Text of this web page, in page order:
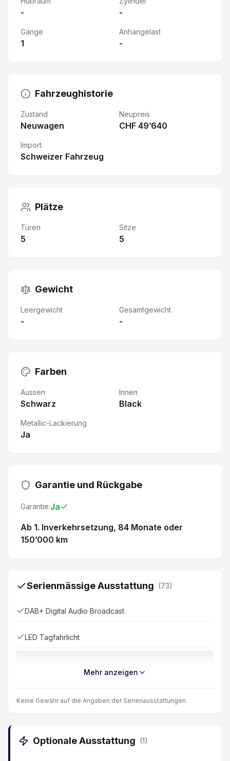
- -
Gänge
1
Anhängelast
-
Fahrzeughistorie
Zustand
Neuwagen
Neupreis
CHF 49’640
Import
Schweizer Fahrzeug
Plätze
Türen
5
Sitze
5
Gewicht
Leergewicht
-
Gesamtgewicht
-
Farben
Aussen
Schwarz
Innen
Black
Metallic-Lackierung
Ja
Garantie und Rückgabe
Garantie:Ja
Ab 1. Inverkehrsetzung, 84 Monate oder
150’000 km
Serienmässige Ausstattung (73)
DAB+ Digital Audio Broadcast
LED Tagfahrlicht
Connect
Rückfahr-Querverkehrswarner
Mehr anzeigen
Keine Gewähr auf die Angaben der Serienausstattungen.
Optionale Ausstattung (1)